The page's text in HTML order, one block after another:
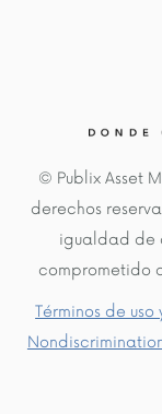
© Publix Asset
derechos
igualdad de
comprometido
Términos de